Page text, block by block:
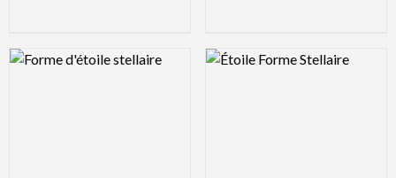
Logo Preview Image Logo Preview Image